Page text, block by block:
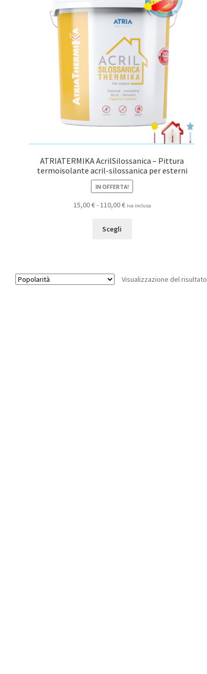
ATRIATERMIKA AcrilSilossanica – Pittura
termoisolante acril-silossanica per esterni
IN OFFERTA!
15,00€-110,00€Fascia
iva inclusa
Scegli
Le
Visualizzazione del risultato